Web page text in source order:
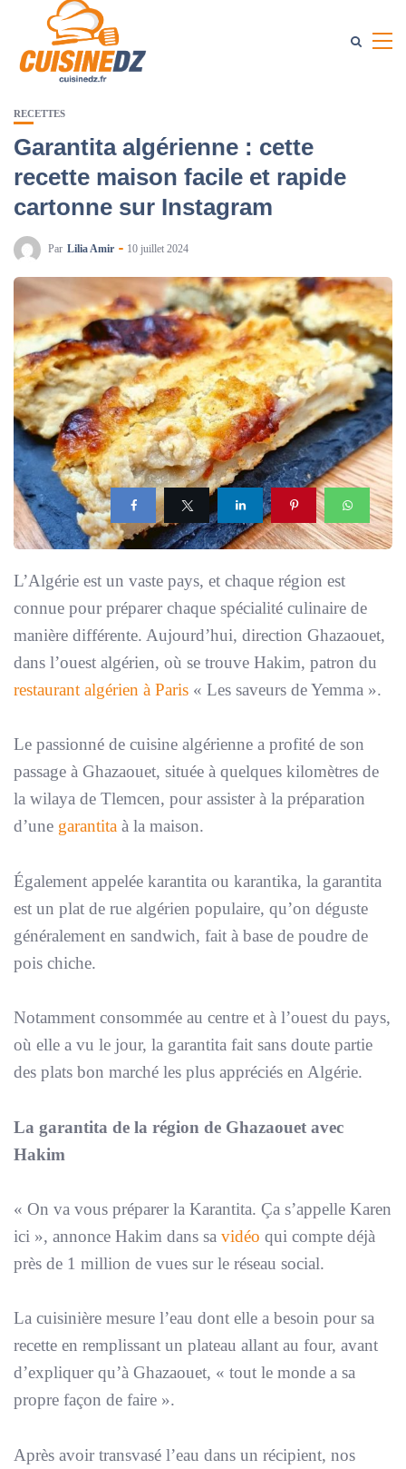
RECETTES
Garantita algérienne : cette
recette maison facile et rapide
cartonne sur Instagram
Par Lilia Amir 10 juillet 2024
L’Algérie est un vaste pays, et chaque région est
connue pour préparer chaque spécialité culinaire de
manière différente. Aujourd’hui, direction Ghazaouet,
dans l’ouest algérien, où se trouve Hakim, patron du
restaurant algérien à Paris « Les saveurs de Yemma ».
Le passionné de cuisine algérienne a profité de son
passage à Ghazaouet, située à quelques kilomètres de
la wilaya de Tlemcen, pour assister à la préparation
d’une garantita à la maison.
Également appelée karantita ou karantika, la garantita
est un plat de rue algérien populaire, qu’on déguste
généralement en sandwich, fait à base de poudre de
pois chiche.
Notamment consommée au centre et à l’ouest du pays,
où elle a vu le jour, la garantita fait sans doute partie
des plats bon marché les plus appréciés en Algérie.
La garantita de la région de Ghazaouet avec
Hakim
« On va vous préparer la Karantita. Ça s’appelle Karen
ici », annonce Hakim dans sa vidéo qui compte déjà
près de 1 million de vues sur le réseau social.
La cuisinière mesure l’eau dont elle a besoin pour sa
recette en remplissant un plateau allant au four, avant
d’expliquer qu’à Ghazaouet, « tout le monde a sa
propre façon de faire ».
Après avoir transvasé l’eau dans un récipient, nos